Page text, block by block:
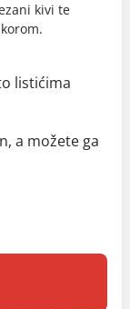
kivi te
listićima
a možete ga